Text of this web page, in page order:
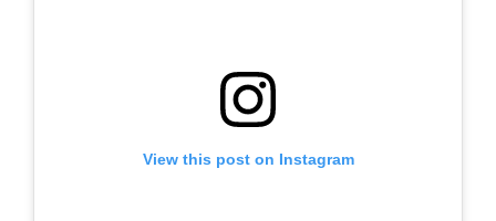
View this post on Instagram